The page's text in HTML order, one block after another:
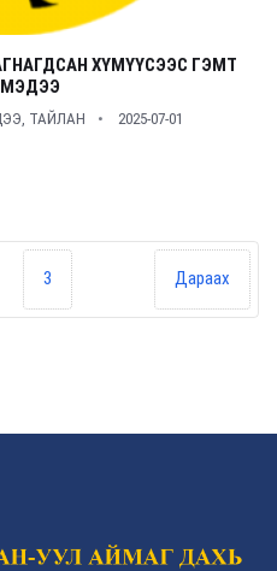
ХҮМҮҮСЭЭС ГЭМТ
МЭДЭЭ
ТАЙЛАН 2025-07-01
3 Дараах